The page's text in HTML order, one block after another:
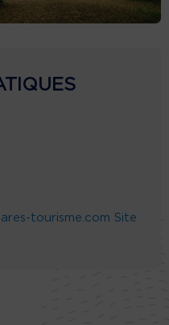
tourisme.com Site